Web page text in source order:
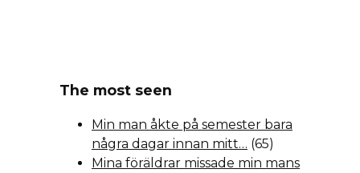
The most seen
Min man åkte på semester bara
några dagar innan mitt… (65)
Mina föräldrar missade min mans